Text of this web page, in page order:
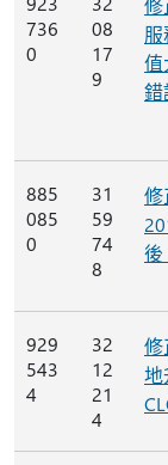
736
0
08
17
9
修
值
錯
885
085
0
31
59
74
8
修
後
929
543
4
32
12
21
4
修
地